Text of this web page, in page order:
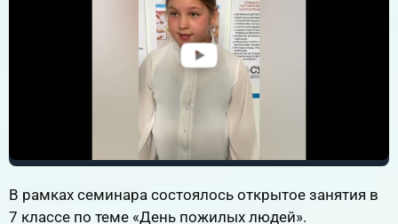
В рамках семинара состоялось открытое занятия в
7 классе по теме «День пожилых людей».